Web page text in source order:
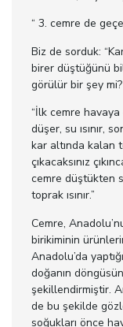
“ 3. cemre de
Biz de sorduk:
birer düştüğünü
görülür bir şey
“İlk cemre havaya
düşer, su ısınır,
kar altında kalan
çıkacaksınız
cemre düştükten
toprak ısınır.”
Cemre,
birikiminin
Anadolu’da
doğanın
şekillendirmiştir.
de bu şekilde
soğukları önce